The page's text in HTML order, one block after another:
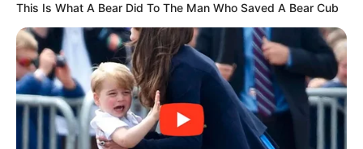
ΤΑΥΤΟΤΗΤΑ ΚΑΙ ΕΠΙΚΟΙΝΩΝΙΑ ΟΡΟΙ ΧΡΗΣΗΣ
This Is What A Bear Did To The Man Who Saved A Bear Cub